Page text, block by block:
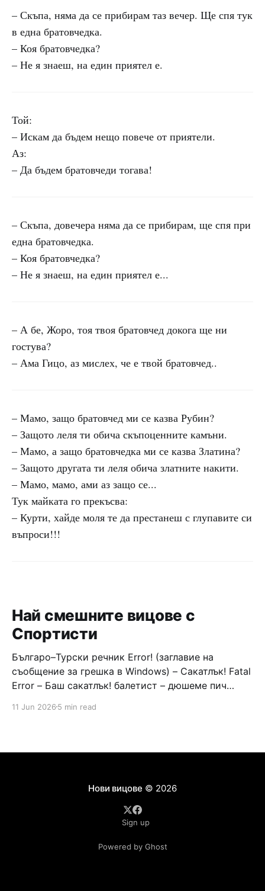
– Скъпа, няма да се прибирам таз вечер. Ще спя тук
в една братовчедка.
– Коя братовчедка?
– Не я знаеш, на един приятел е.
Той:
– Искам да бъдем нещо повече от приятели.
Аз:
– Да бъдем братовчеди тогава!
– Скъпа, довечера няма да се прибирам, ще спя при
една братовчедка.
– Коя братовчедка?
– Не я знаеш, на един приятел е...
– А бе, Жоро, тоя твоя братовчед докога ще ни
гостува?
– Ама Гицо, аз мислех, че е твой братовчед..
– Мамо, защо братовчед ми се казва Рубин?
– Защото леля ти обича скъпоценните камъни.
– Мамо, а защо братовчедка ми се казва Златина?
– Защото другата ти леля обича златните накити.
– Мамо, мамо, ами аз защо се...
Тук майката го прекъсва:
– Курти, хайде моля те да престанеш с глупавите си
въпроси!!!
Най смешните вицове с
Спортисти
Българо–Турски речник Error! (заглавие на
съобщение за грешка в Windows) – Сакатлък! Fatal
Error – Баш сакатлък! балетист – дюшеме пич
Война и мир – Патаклама и рахатлък Cancel –
дявола – дур базик шаркан бабана сакатлък Двама
11 Jun 2026 5 min read
Нови вицове © 2026
Sign up
Powered by Ghost